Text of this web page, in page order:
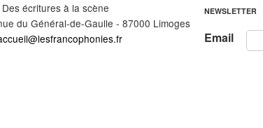
écritures à la scène
du Général-de-Gaulle - 87000 Limoges
NEWSLETTER
Email